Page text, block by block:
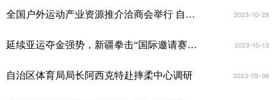
全国户外运动产业资源推介洽商会举行 自治区体育局亮出新疆“名片” 2023-10-29
延续亚运夺金强势，新疆拳击“国际邀请赛”再获2金 2023-10-13
自治区体育局局长阿西克特赴摔柔中心调研 2023-05-06